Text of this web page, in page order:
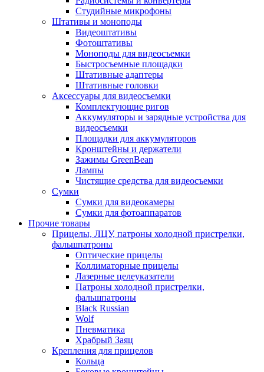
Студийные микрофоны
Штативы и моноподы
Видеоштативы
Фотоштативы
Моноподы для видеосъемки
Быстросъемные площадки
Штативные адаптеры
Штативные головки
Аксессуары для видеосъемки
Комплектующие ригов
Аккумуляторы и зарядные устройства для
видеосъемки
Площадки для аккумуляторов
Кронштейны и держатели
Зажимы GreenBean
Лампы
Чистящие средства для видеосъемки
Сумки
Сумки для видеокамеры
Сумки для фотоаппаратов
Прочие товары
Прицелы, ЛЦУ, патроны холодной пристрелки,
фальшпатроны
Оптические прицелы
Коллиматорные прицелы
Лазерные целеуказатели
Патроны холодной пристрелки,
фальшпатроны
Black Russian
Wolf
Пневматика
Храбрый Заяц
Крепления для прицелов
Кольца